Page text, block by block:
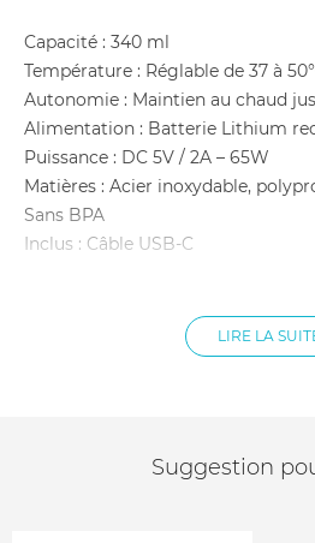
Capacité : 340 ml
Température : Réglable de 37 à
Autonomie : Maintien au chaud
Alimentation : Batterie Lithium
Puissance : DC 5V / 2A – 65W
Matières : Acier inoxydable,
Sans BPA
Inclus : Câble USB-C
Fermeture : Hermétique
LIRE LA
Suggestion